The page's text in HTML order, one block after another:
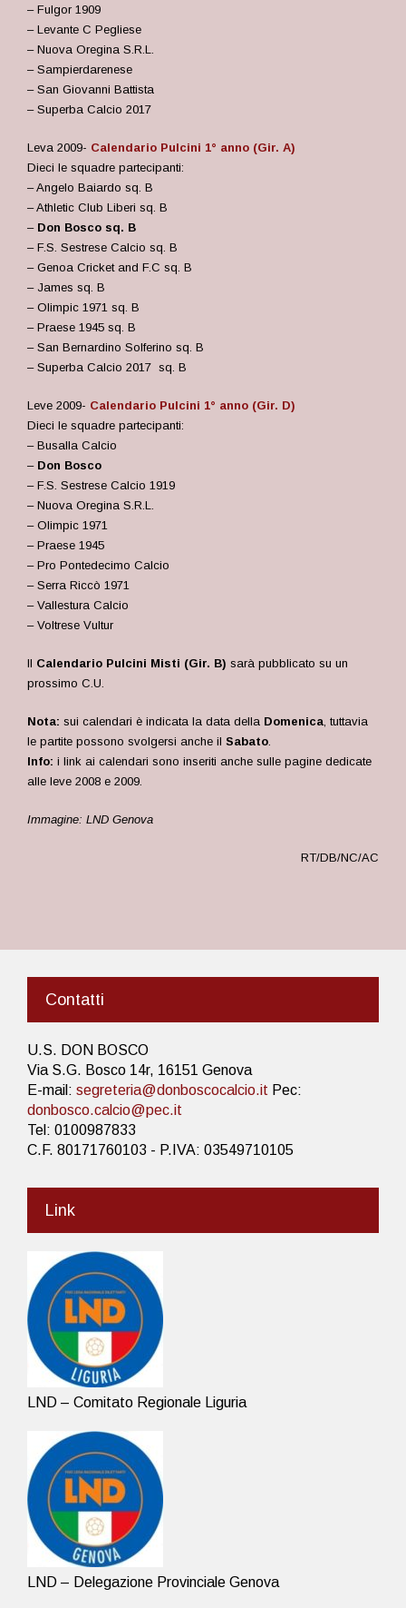
– Fulgor 1909
– Levante C Pegliese
– Nuova Oregina S.R.L.
– Sampierdarenese
– San Giovanni Battista
– Superba Calcio 2017
Leva 2009- Calendario Pulcini 1° anno (Gir. A)
Dieci le squadre partecipanti:
– Angelo Baiardo sq. B
– Athletic Club Liberi sq. B
– Don Bosco sq. B
– F.S. Sestrese Calcio sq. B
– Genoa Cricket and F.C sq. B
– James sq. B
– Olimpic 1971 sq. B
– Praese 1945 sq. B
– San Bernardino Solferino sq. B
– Superba Calcio 2017 sq. B
Leve 2009- Calendario Pulcini 1° anno (Gir. D)
Dieci le squadre partecipanti:
– Busalla Calcio
– Don Bosco
– F.S. Sestrese Calcio 1919
– Nuova Oregina S.R.L.
– Olimpic 1971
– Praese 1945
– Pro Pontedecimo Calcio
– Serra Riccò 1971
– Vallestura Calcio
– Voltrese Vultur
Il Calendario Pulcini Misti (Gir. B) sarà pubblicato su un
prossimo C.U.
Nota: sui calendari è indicata la data della Domenica, tuttavia
le partite possono svolgersi anche il Sabato.
Info: i link ai calendari sono inseriti anche sulle pagine dedicate
alle leve 2008 e 2009.
Immagine: LND Genova
RT/DB/NC/AC
Contatti
U.S. DON BOSCO
Via S.G. Bosco 14r, 16151 Genova
E-mail: segreteria@donboscocalcio.it Pec:
donbosco.calcio@pec.it
Tel: 0100987833
C.F. 80171760103 - P.IVA: 03549710105
Link
LND – Comitato Regionale Liguria
LND – Delegazione Provinciale Genova